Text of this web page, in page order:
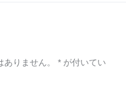
りません。 * が付いてい